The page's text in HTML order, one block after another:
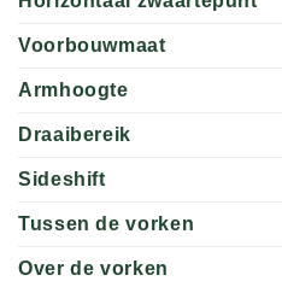
Voorbouwmaat
Armhoogte
Draaibereik
Sideshift
Tussen de vorken
Over de vorken